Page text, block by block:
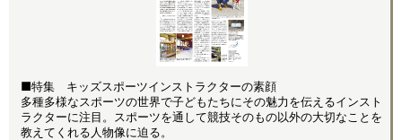
■特集 キッズスポーツインストラクターの素顔
多種多様なスポーツの世界で子どもたちにその魅力を伝えるインスト
ラクターに注目。スポーツを通して競技そのもの以外の大切なことを
教えてくれる人物像に迫る。